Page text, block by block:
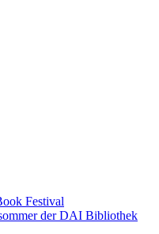
Festival
der DAI Bibliothek